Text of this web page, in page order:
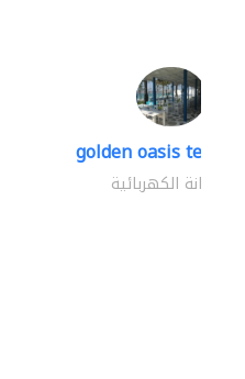
golden oasis
الصيانة الكهربائية